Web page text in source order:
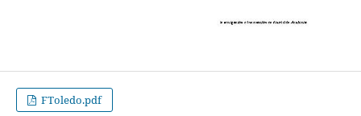
FToledo.pdf